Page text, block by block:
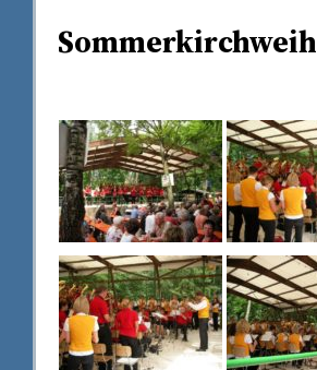
Sommerkirchweih